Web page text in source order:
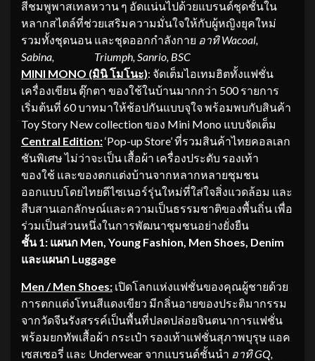
สีชมพูพาสเทลหวาน ๆ อัดแน่นไปด้วยแบรนด์ชุดชั้นใน
หลากสไตล์ที่ช่วยเสริมความมั่นใจให้กับผู้หญิงยุคใหม่
รวมทั้งชุดนอน และชุดออกกำลังกาย อาทิWacoal,
Sabina, Triumph, Sanrio, BSC
MINI MONO (มินิ โมโนะ): จัดเต็มไอเทมฮิตทั้งแฟชั่น
เครื่องเขียน ตุ๊กตา ของใช้ในบ้านมากกว่า 500 รายการ
เริ่มต้นที่ 60 บาทมาให้ช้อปกันแบบจุใจ พร้อมพบกับสินค้า
Toy Story New collection ของ Mini Mono แบบจัดเต็ม
Central Edition:‘Pop-up Store’ ที่รวมสินค้าไทยคอลเลก
ชันพิเศษ ไม่ว่าจะเป็น เสื้อผ้า เครื่องประดับ รองเท้า
ของใช้ และของตกแต่งบ้านจากหลากหลายชุมชน
ออกแบบโดยไทยดีไซเนอร์รุ่นใหม่ที่ใส่ใจสิ่งแวดล้อม และ
สืบสานเอกลักษณ์และความเป็นธรรมชาติของพื้นถิ่น เพื่อ
ร่วมเป็นส่วนหนึ่งในการพัฒนาชุมชนอย่างยั่งยืน
ชั้น1: แผนก Men, Young Fashion, Men Shoes, Denim
และแผนก Luggage
Men / Men Shoes: เปิดโลกแห่งแฟชั่นของคุณผู้ชายด้วย
การตกแต่งโทนสีแดงเขียว มีกลิ่นอายของประติมากรรม
จากวัดจีนรังสรรค์เป็นพื้นที่ปลดปล่อยจินตนาการแฟชั่น
พร้อมยกทัพเสื้อผ้า กระเป๋า รองเท้าแฟชั่นสุภาพบุรุษ แอค
เซสเซอรี่ และ Underwear จากแบรนด์ชั้นนำ อาทิGQ,